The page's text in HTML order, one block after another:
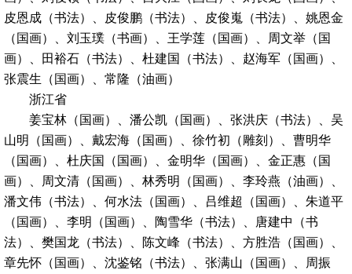
皮恩成（书法）、皮俊鹏（书法）、皮俊嵬（书法）、姚恩金
（国画）、刘玉璞（书画）、王学莲（国画）、周文举（国
画）、田裕石（书法）、杜建国（书法）、赵海军（国画）、
张震生（国画）、常隆（油画）
浙江省
姜宝林（国画）、潘公凯（国画）、张洪庆（书法）、吴
山明（国画）、戴宏海（国画）、徐竹初（雕刻）、曹明华
（国画）、杜庆国（国画）、金明华（国画）、金正惠（国
画）、周文清（国画）、林秀明（国画）、李玲燕（油画）、
潘文伟（书法）、何水法（国画）、吕维超（国画）、朱道平
（国画）、李明（国画）、陶雪华（书法）、唐建中（书
法）、樊国龙（书法）、陈文峰（书法）、方胜浩（国画）、
章先怀（国画）、沈鉴铭（书法）、张满山（国画）、周振